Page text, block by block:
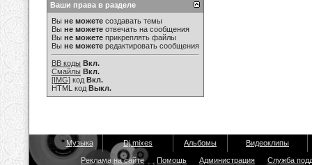
Ваши права в разделе
Вы не можете создавать темы
Вы не можете отвечать на сообщения
Вы не можете прикреплять файлы
Вы не можете редактировать сообщения
BB коды Вкл.
Смайлы Вкл.
[IMG] код Вкл.
HTML код Выкл.
Музыка Dj mixes Альбомы Видеоклипы
Реклама на сайте Помощь Администрация Служба